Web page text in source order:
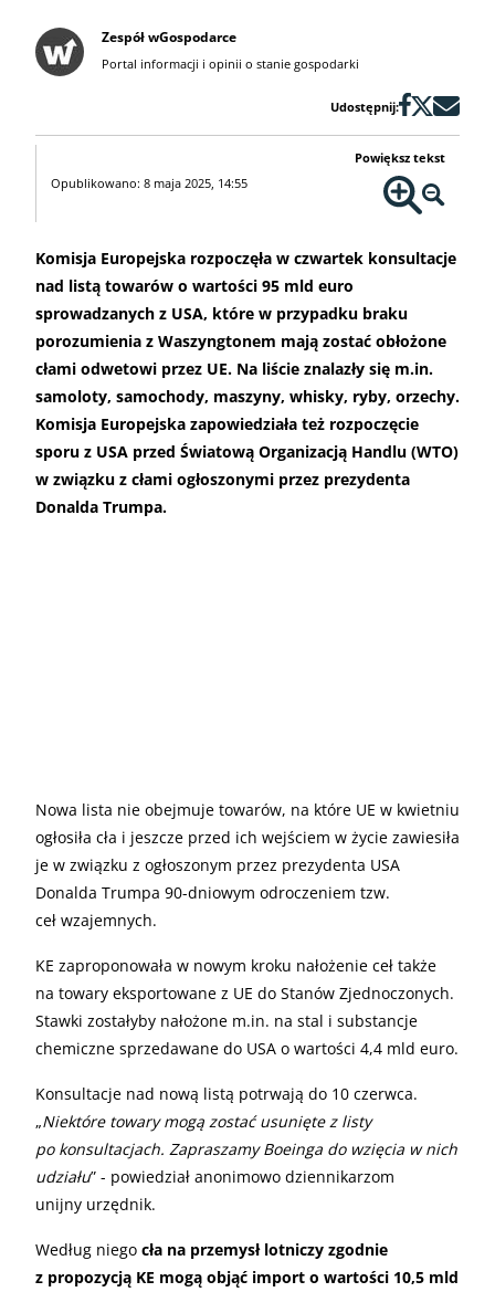
Zespół wGospodarce
Portal informacji i opinii o stanie gospodarki
Udostępnij:
Opublikowano: 8 maja 2025, 14:55
Powiększ tekst
Komisja Europejska rozpoczęła w czwartek konsultacje
nad listą towarów o wartości 95 mld euro
sprowadzanych z USA, które w przypadku braku
porozumienia z Waszyngtonem mają zostać obłożone
cłami odwetowi przez UE. Na liście znalazły się m.in.
samoloty, samochody, maszyny, whisky, ryby, orzechy.
Komisja Europejska zapowiedziała też rozpoczęcie
sporu z USA przed Światową Organizacją Handlu (WTO)
w związku z cłami ogłoszonymi przez prezydenta
Donalda Trumpa.
Nowa lista nie obejmuje towarów, na które UE w kwietniu
ogłosiła cła i jeszcze przed ich wejściem w życie zawiesiła
je w związku z ogłoszonym przez prezydenta USA
Donalda Trumpa 90-dniowym odroczeniem tzw.
ceł wzajemnych.
KE zaproponowała w nowym kroku nałożenie ceł także
na towary eksportowane z UE do Stanów Zjednoczonych.
Stawki zostałyby nałożone m.in. na stal i substancje
chemiczne sprzedawane do USA o wartości 4,4 mld euro.
Konsultacje nad nową listą potrwają do 10 czerwca.
„Niektóre towary mogą zostać usunięte z listy
po konsultacjach. Zapraszamy Boeinga do wzięcia w nich
udziału” - powiedział anonimowo dziennikarzom
unijny urzędnik.
Według niego cła na przemysł lotniczy zgodnie
z propozycją KE mogą objąć import o wartości 10,5 mld